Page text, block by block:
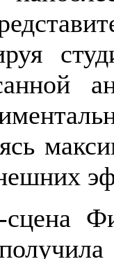
сцена